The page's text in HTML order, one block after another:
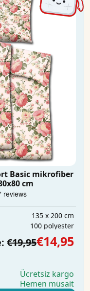
Basic mikrofiber
cm
135 x 200 cm
100 polyester
€19,95€14,95
Ücretsiz kargo
Hemen müsait